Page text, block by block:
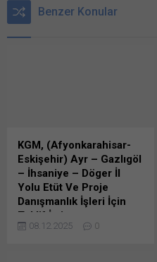
Benzer Konular
KGM, (Afyonkarahisar-
Eskişehir) Ayr – Gazlıgöl
– İhsaniye – Döger İl
Yolu Etüt Ve Proje
Danışmanlık İşleri İçin
Teklif İstiyor
Karayolları Genel Müdürlüğü
08.12.2025 0